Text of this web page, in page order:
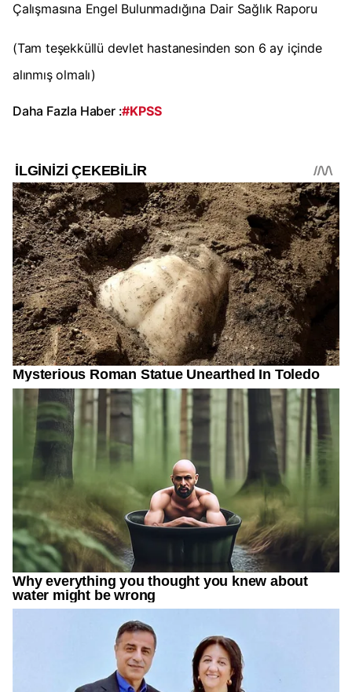
Çalışmasına Engel Bulunmadığına Dair Sağlık Raporu
(Tam teşekküllü devlet hastanesinden son 6 ay içinde
alınmış olmalı)
Daha Fazla Haber :#KPSS